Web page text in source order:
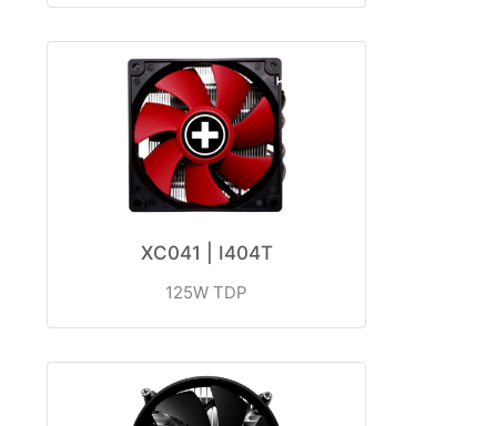
XC041 | I404T
125W TDP